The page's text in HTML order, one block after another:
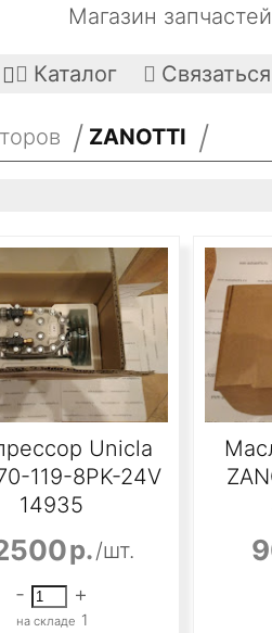
Магазин
 Каталог 
ZANOTTI
Unicla
119-8PK-24V
14935
р./шт.
-
+
1